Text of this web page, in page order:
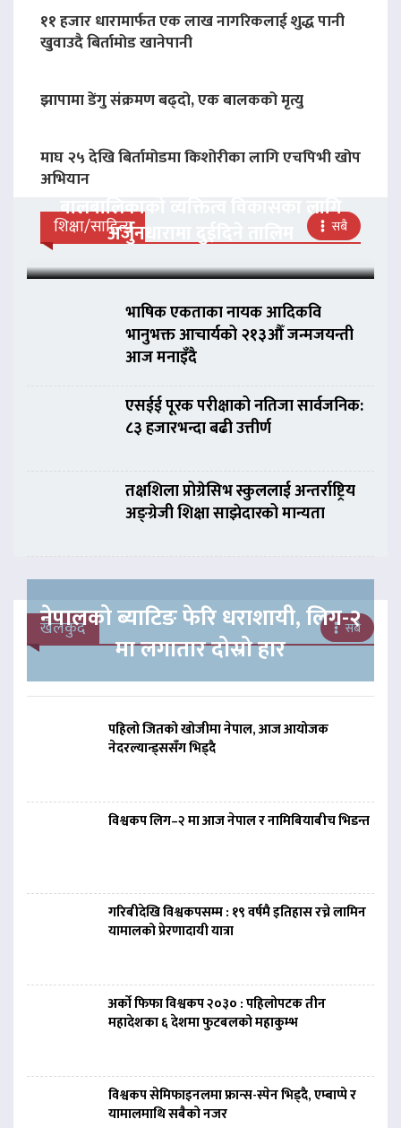
११ हजार धारामार्फत एक लाख नागरिकलाई शुद्ध पानी
खुवाउदै बिर्तामोड खानेपानी
झापामा डेंगु संक्रमण बढ्दो, एक बालकको मृत्यु
माघ २५ देखि बिर्तामोडमा किशोरीका लागि एचपिभी खोप
अभियान
शिक्षा/साहित्य सबै
बालबालिकाको व्यक्तित्व विकासका लागि
अर्जुनधारामा दुईदिने तालिम
भाषिक एकताका नायक आदिकवि
भानुभक्त आचार्यको २१३औँ जन्मजयन्ती
आज मनाइँदै
एसईई पूरक परीक्षाको नतिजा सार्वजनिक:
८३ हजारभन्दा बढी उत्तीर्ण
तक्षशिला प्रोग्रेसिभ स्कुललाई अन्तर्राष्ट्रिय
अङ्ग्रेजी शिक्षा साझेदारको मान्यता
खेलकुद सबै
नेपालको ब्याटिङ फेरि धराशायी, लिग-२
मा लगातार दोस्रो हार
पहिलो जितको खोजीमा नेपाल, आज आयोजक
नेदरल्यान्ड्ससँग भिड्दै
विश्वकप लिग–२ मा आज नेपाल र नामिबियाबीच भिडन्त
गरिबीदेखि विश्वकपसम्म : १९ वर्षमै इतिहास रच्ने लामिन
यामालको प्रेरणादायी यात्रा
अर्को फिफा विश्वकप २०३० : पहिलोपटक तीन
महादेशका ६ देशमा फुटबलको महाकुम्भ
विश्वकप सेमिफाइनलमा फ्रान्स-स्पेन भिड्दै, एम्बाप्पे र
यामालमाथि सबैको नजर